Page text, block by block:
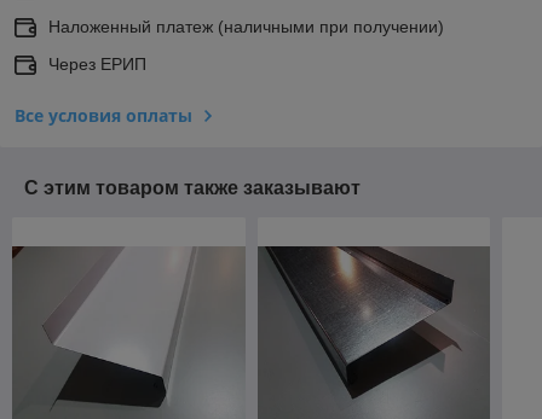
Наложенный платеж (наличными при получении)
Через ЕРИП
Все условия оплаты
С этим товаром также заказывают